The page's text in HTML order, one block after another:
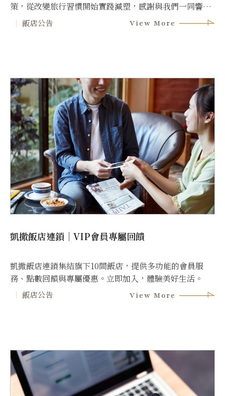
策，從改變旅行習慣開始實踐減塑，感謝與我們一同響
應。飯店公告 View More
凱撒飯店連鎖｜VIP會員專屬回饋
凱撒飯店連鎖集結旗下10間飯店，提供多功能的會員服
務、點數回饋與專屬優惠。立即加入，體驗美好生活。
飯店公告 View More